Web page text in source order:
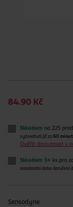
84.90 Kč
Skladem na 225
vyzvednutí již za 60 minut
Ověřit dostupnost v
Skladem 5+ ks pro
standardní doba doručení
Sensodyne